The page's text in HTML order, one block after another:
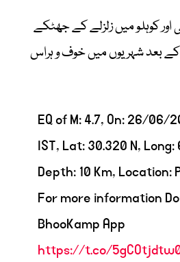
کوہلو میں زلزلے کے جھٹکے
شہریوں میں خوف و ہراس
EQ of M: 4.7, On: 26/06/
IST, Lat: 30.320 N, Long:
Depth: 10 Km, Location:
For more information
BhooKamp App
https://t.co/